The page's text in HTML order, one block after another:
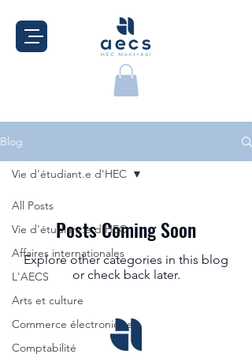
Blog
All Posts
Vie d'étudiant.e d'HEC
Affaires internationales
L'AECS
Arts et culture
Commerce électronique
Comptabilité
Vie d'étudiant.e d'HEC
Posts Coming Soon
Explore other categories in this blog
or check back later.